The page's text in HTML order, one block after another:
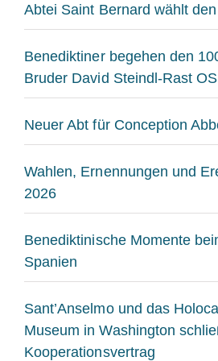
Abtei Saint Bernard wählt
Benediktiner begehen den
Bruder David Steindl-Rast
Neuer Abt für Conception
Wahlen, Ernennungen und
2026
Benediktinische Momente
Spanien
Sant’Anselmo und das
Museum in Washington
Kooperationsvertrag